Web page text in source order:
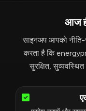
आज
साइनअप आपको
करता है कि
सुरक्षित,